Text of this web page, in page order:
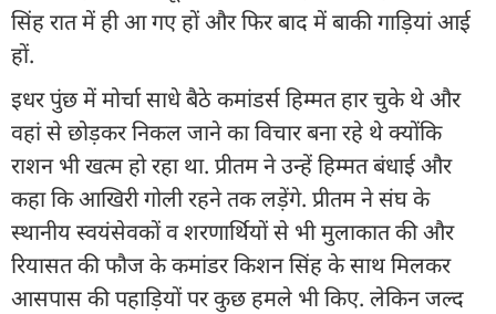
सिंह रात में ही आ गए हों और फिर बाद में बाकी गाड़ियां आई
हों.
इधर पुंछ में मोर्चा साधे बैठे कमांडर्स हिम्मत हार चुके थे और
वहां से छोड़कर निकल जाने का विचार बना रहे थे क्योंकि
राशन भी खत्म हो रहा था. प्रीतम ने उन्हें हिम्मत बंधाई और
कहा कि आखिरी गोली रहने तक लड़ेंगे. प्रीतम ने संघ के
स्थानीय स्वयंसेवकों व शरणार्थियों से भी मुलाकात की और
रियासत की फौज के कमांडर किशन सिंह के साथ मिलकर
आसपास की पहाड़ियों पर कुछ हमले भी किए. लेकिन जल्द